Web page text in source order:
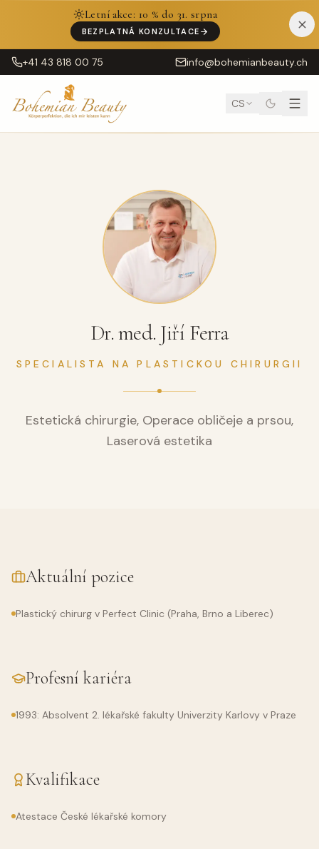
Letní akce: 10 % do 31. srpna
BEZPLATNÁ KONZULTACE
+41 43 818 00 75 info@bohemianbeauty.ch
CS
Dr. med. Jiří Ferra
SPECIALISTA NA PLASTICKOU CHIRURGII
Estetická chirurgie, Operace obličeje a prsou,
Laserová estetika
Aktuální pozice
Plastický chirurg v Perfect Clinic (Praha, Brno a Liberec)
Profesní kariéra
1993: Absolvent 2. lékařské fakulty Univerzity Karlovy v Praze
Kvalifikace
Atestace České lékařské komory